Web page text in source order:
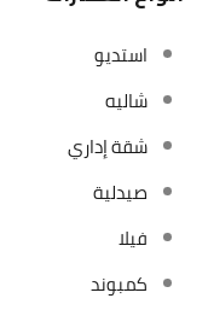
استديو
شاليه
شقة إداري
صيدلية
فيلا
كمبوند